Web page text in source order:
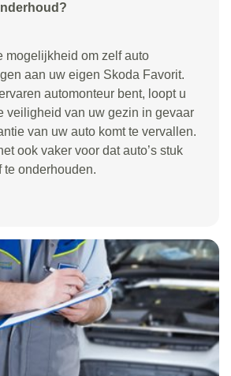
mogelijkheid om zelf auto
aan uw eigen Skoda Favorit.
automonteur bent, loopt u
veiligheid van uw gezin in gevaar
van uw auto komt te vervallen.
ook vaker voor dat auto’s stuk
te onderhouden.